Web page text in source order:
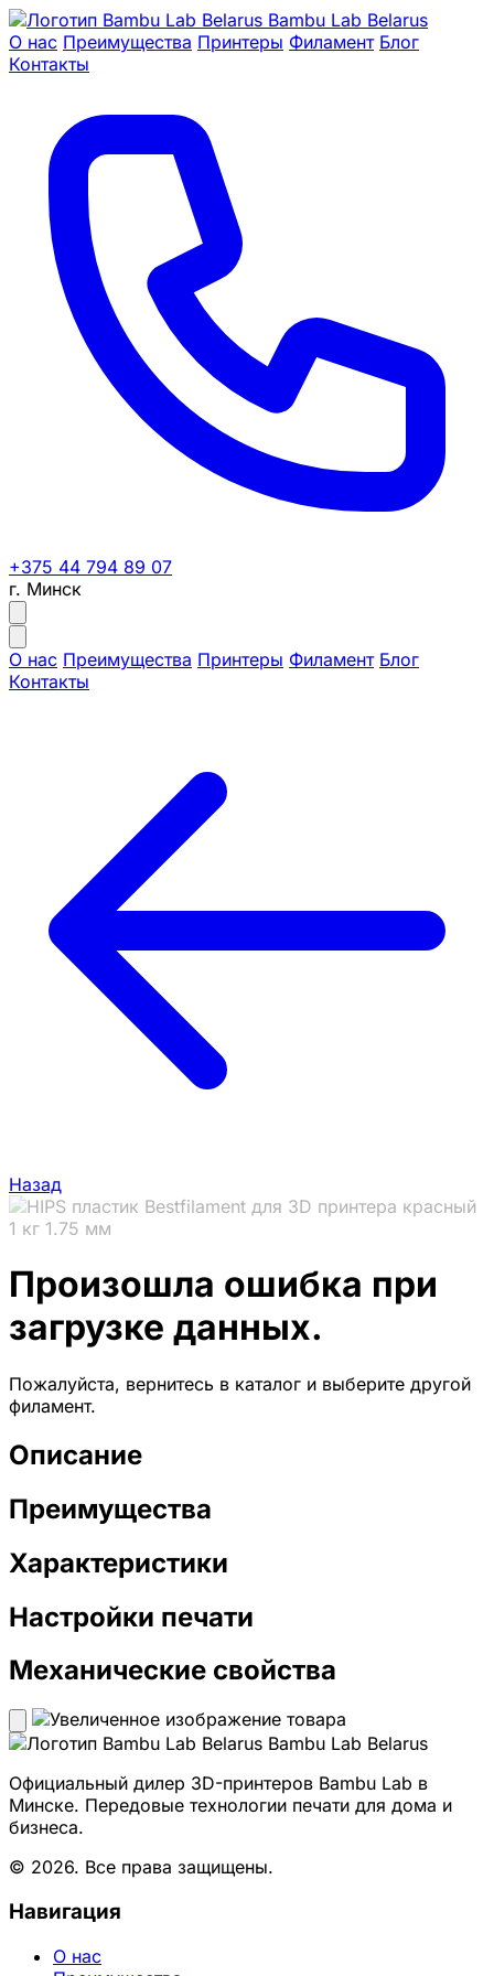
Bambu Lab Belarus
О нас Преимущества Принтеры Филамент Блог
Контакты
+375 44 794 89 07
г. Минск
О нас Преимущества Принтеры Филамент Блог
Контакты
Назад
Произошла ошибка при
загрузке данных.
Пожалуйста, вернитесь в каталог и выберите другой
филамент.
Описание
Преимущества
Характеристики
Настройки печати
Механические свойства
Bambu Lab Belarus
Официальный дилер 3D-принтеров Bambu Lab в
Минске. Передовые технологии печати для дома и
бизнеса.
© 2026. Все права защищены.
Навигация
О нас